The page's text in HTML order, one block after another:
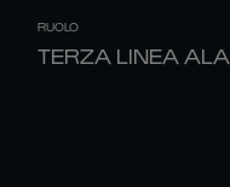
RUOLO
TERZA LINEA ALA